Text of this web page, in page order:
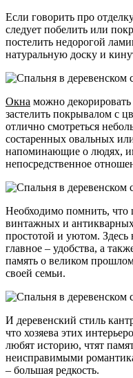
Если говорить про
следует побелить или
постелить недорогой
натуральную доску и
Окна можно
застелить покрывалом с
отлично смотреться
состаренных овальных
напоминающие о людях,
непосредственное
Необходимо помнить, что
винтажных и
простотой и уютом. Здесь
главное – удобства, а
память о великом
своей семьи.
И деревенский стиль
что хозяева этих
любят историю, чтят
неисправимыми
– большая редкость.